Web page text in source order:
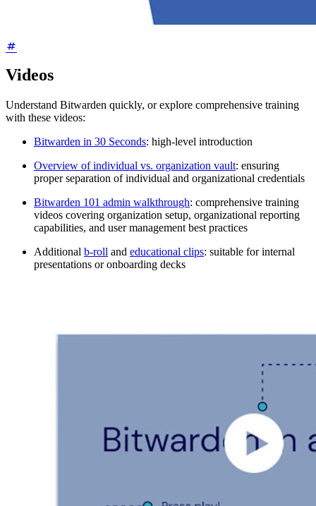
Videos
Understand Bitwarden quickly, or explore comprehensive training
with these videos:
Bitwarden in 30 Seconds: high-level introduction
Overview of individual vs. organization vault: ensuring
proper separation of individual and organizational credentials
Bitwarden 101 admin walkthrough: comprehensive training
videos covering organization setup, organizational reporting
capabilities, and user management best practices
Additional b-roll and educational clips: suitable for internal
presentations or onboarding decks